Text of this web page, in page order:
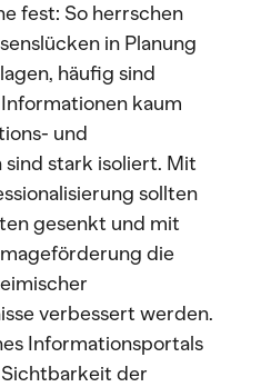
fest: So herrschen
in Planung
häufig sind
kaum
und
stark isoliert. Mit
sollten
gesenkt und mit
die
verbessert werden.
Informationsportals
der